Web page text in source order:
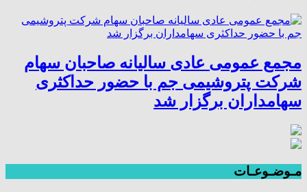
مجمع عمومی عادی سالیانه صاحبان سهام
شرکت پتروشیمی جم با حضور حداکثری
سهامداران برگزار شد
مـوضـوعـات